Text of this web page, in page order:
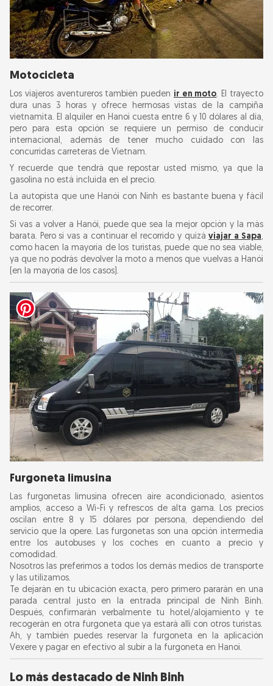
Motocicleta
Los viajeros aventureros también pueden ir en moto. El trayecto
dura unas 3 horas y ofrece hermosas vistas de la campiña
vietnamita. El alquiler en Hanoi cuesta entre 6 y 10 dólares al día,
pero para esta opción se requiere un permiso de conducir
internacional, además de tener mucho cuidado con las
concurridas carreteras de Vietnam.
Y recuerde que tendrá que repostar usted mismo, ya que la
gasolina no está incluida en el precio.
La autopista que une Hanói con Ninh es bastante buena y fácil
de recorrer.
Si vas a volver a Hanói, puede que sea la mejor opción y la más
barata. Pero si vas a continuar el recorrido y quizáviajar a Sapa,
como hacen la mayoría de los turistas, puede que no sea viable,
ya que no podrás devolver la moto a menos que vuelvas a Hanói
(en la mayoría de los casos).
Furgoneta limusina
Las furgonetas limusina ofrecen aire acondicionado, asientos
amplios, acceso a Wi-Fi y refrescos de alta gama. Los precios
oscilan entre 8 y 15 dólares por persona, dependiendo del
servicio que la opere. Las furgonetas son una opción intermedia
entre los autobuses y los coches en cuanto a precio y
comodidad.
Nosotros las preferimos a todos los demás medios de transporte
y las utilizamos.
Te dejarán en tu ubicación exacta, pero primero pararán en una
parada central justo en la entrada principal de Ninh Binh.
Después, confirmarán verbalmente tu hotel/alojamiento y te
recogerán en otra furgoneta que ya estará allí con otros turistas.
Ah, y también puedes reservar la furgoneta en la aplicación
Vexere y pagar en efectivo al subir a la furgoneta en Hanoi.
Lo más destacado de Ninh Binh